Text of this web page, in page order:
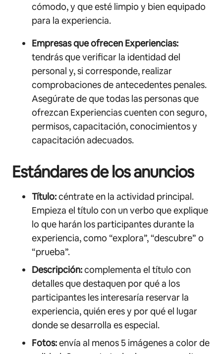
cómodo, y que esté limpio y bien equipado
para la experiencia.
Empresas que ofrecen Experiencias:
tendrás que verificar la identidad del
personal y, si corresponde, realizar
comprobaciones de antecedentes penales.
Asegúrate de que todas las personas que
ofrezcan Experiencias cuenten con seguro,
permisos, capacitación, conocimientos y
capacitación adecuados.
Estándares de los anuncios
Título:céntrate en la actividad principal.
Empieza el título con un verbo que explique
lo que harán los participantes durante la
experiencia, como “explora”, “descubre” o
“prueba”.
Descripción:complementa el título con
detalles que destaquen por qué a los
participantes les interesaría reservar la
experiencia, quién eres y por qué el lugar
donde se desarrolla es especial.
Fotos:envía al menos 5 imágenes a color de